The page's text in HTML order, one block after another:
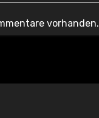
vorhanden.